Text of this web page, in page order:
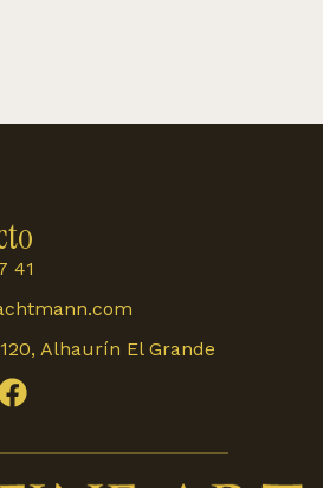
41
Alhaurín El Grande